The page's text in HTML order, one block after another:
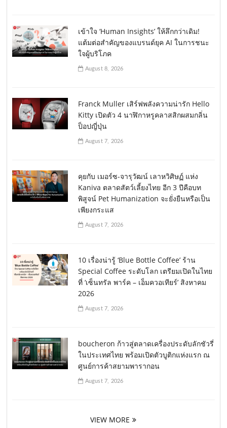
เข้าใจ ‘Human Insights’ ให้ลึกกว่าเดิม!
แต้มต่อสำคัญของแบรนด์ยุค AI ในการชนะ
ใจผู้บริโภค
August 8, 2026
Franck Muller เสิร์ฟพลังความน่ารัก Hello
Kitty เปิดตัว 4 นาฬิกาหรูคลาสสิกผสมกลิ่น
ป็อปญี่ปุ่น
August 7, 2026
คุยกับ เมอร์ซ-จารุวัฒน์ เลาหวิศิษฏ์ แห่ง
Kaniva ตลาดสัตว์เลี้ยงไทย อีก 3 ปีคือบท
พิสูจน์ Pet Humanization จะยั่งยืนหรือเป็น
เพียงกระแส
August 7, 2026
10 เรื่องน่ารู้ ‘Blue Bottle Coffee’ ร้าน
Special Coffee ระดับโลก เตรียมเปิดในไทย
ที่ ‘เซ็นทรัล พาร์ค – เอ็มควอเทียร์’ สิงหาคม
2026
August 7, 2026
boucheron ก้าวสู่ตลาดเครื่องประดับลักชัวรี่
ในประเทศไทย พร้อมเปิดตัวบูติกแห่งแรก ณ
ศูนย์การค้าสยามพารากอน
August 7, 2026
VIEW MORE